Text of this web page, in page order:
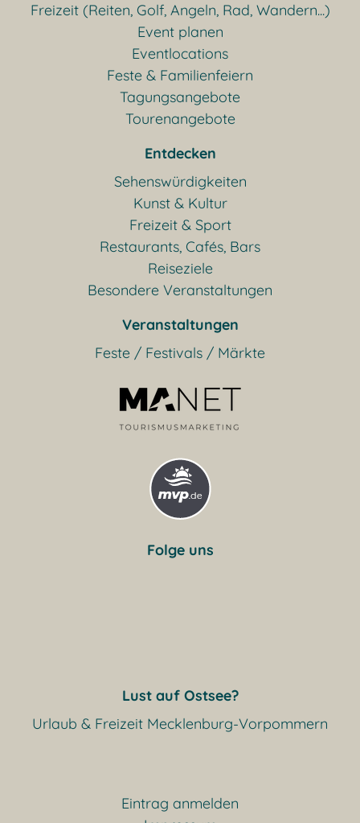
Freizeit (Reiten, Golf, Angeln, Rad, Wandern...)
Event planen
Eventlocations
Feste & Familienfeiern
Tagungsangebote
Tourenangebote
Entdecken
Sehenswürdigkeiten
Kunst & Kultur
Freizeit & Sport
Restaurants, Cafés, Bars
Reiseziele
Besondere Veranstaltungen
Veranstaltungen
Feste / Festivals / Märkte
Folge uns
Lust auf Ostsee?
Urlaub & Freizeit Mecklenburg-Vorpommern
Eintrag anmelden